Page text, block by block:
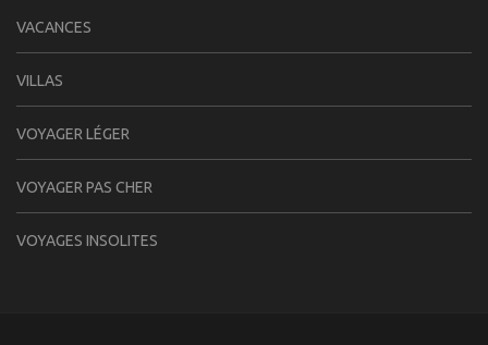
VACANCES
VILLAS
VOYAGER LÉGER
VOYAGER PAS CHER
VOYAGES INSOLITES